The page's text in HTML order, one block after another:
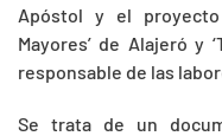
Apóstol y el proyecto
Mayores’ de Alajeró y
responsable de las
Se trata de un